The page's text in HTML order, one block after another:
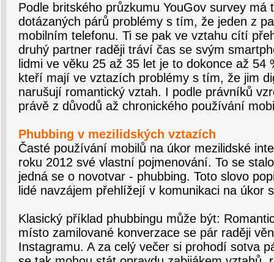
Podle britského průzkumu YouGov survey má
dotázaných párů problémy s tím, že jeden z
mobilním telefonu. Ti se pak ve vztahu cítí
druhý partner raději tráví čas se svým
lidmi ve věku 25 až 35 let je to dokonce až 54
kteří mají ve vztazích problémy s tím, že jim
narušují romantický vztah. I podle právníků
právě z důvodů až chronického používání
Phubbing v mezilidských vztazích
Časté používání mobilů na úkor mezilidské
roku 2012 své vlastní pojmenování. To se
jedná se o novotvar - phubbing. Toto slovo
lidé navzájem přehlížejí v komunikaci na úkor
Klasický příklad phubbingu může být:
místo zamilované konverzace se pár raději
Instagramu. A za celý večer si prohodí sotva